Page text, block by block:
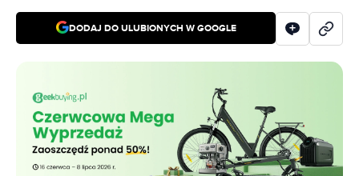
DODAJ DO ULUBIONYCH W GOOGLE